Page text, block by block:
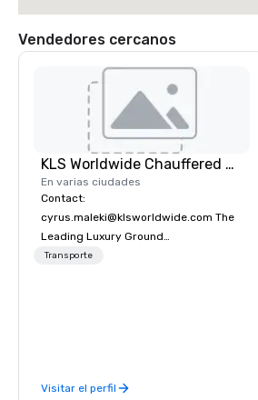
Vendedores cercanos
KLS Worldwide Chauffered Services
En varias ciudades
Contact:
cyrus.maleki@klsworldwide.com The
Leading Luxury Ground
Transportation company since 1998
Transporte
Visitar el perfil